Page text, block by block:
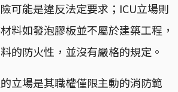
可能是違反法定要求；ICU立場則
料如發泡膠板並不屬於建築工程，
的防火性，並沒有嚴格的規定。
立場是其職權僅限主動的消防範